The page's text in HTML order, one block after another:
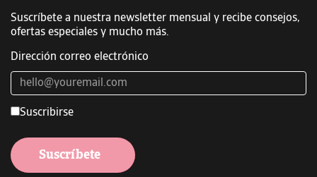
Suscríbete a nuestra newsletter mensual y recibe consejos,
ofertas especiales y mucho más.
Dirección correo electrónico
Suscribirse
Suscríbete